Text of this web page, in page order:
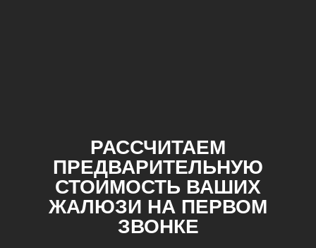
РАССЧИТАЕМ
ПРЕДВАРИТЕЛЬНУЮ
СТОИМОСТЬ ВАШИХ
ЖАЛЮЗИ НА ПЕРВОМ
ЗВОНКЕ